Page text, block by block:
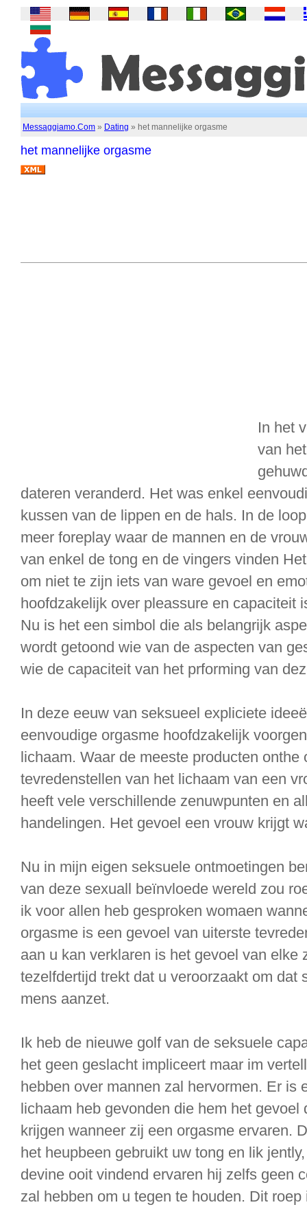
Messaggiamo.Com » Dating » het mannelijke orgasme
het mannelijke orgasme
In het
van
dateren veranderd. Het was enkel
kussen van de lippen en de hals. In de
meer foreplay waar de mannen en de
van enkel de tong en de vingers vinden
om niet te zijn iets van ware gevoel en
hoofdzakelijk over pleassure en capaciteit
Nu is het een simbol die als belangrijk
wordt getoond wie van de aspecten van
wie de capaciteit van het prforming van
In deze eeuw van seksueel expliciete
eenvoudige orgasme hoofdzakelijk
lichaam. Waar de meeste producten
tevredenstellen van het lichaam van een
heeft vele verschillende zenuwpunten en
handelingen. Het gevoel een vrouw krijgt
Nu in mijn eigen seksuele ontmoetingen
van deze sexuall beïnvloede wereld zou
ik voor allen heb gesproken womaen
orgasme is een gevoel van uiterste
aan u kan verklaren is het gevoel van elke
tezelfdertijd trekt dat u veroorzaakt om dat
mens aanzet.
Ik heb de nieuwe golf van de seksuele
het geen geslacht impliceert maar im
hebben over mannen zal hervormen. Er is
lichaam heb gevonden die hem het gevoel
krijgen wanneer zij een orgasme ervaren.
het heupbeen gebruikt uw tong en lik
devine ooit vindend ervaren hij zelfs geen
zal hebben om u tegen te houden. Dit